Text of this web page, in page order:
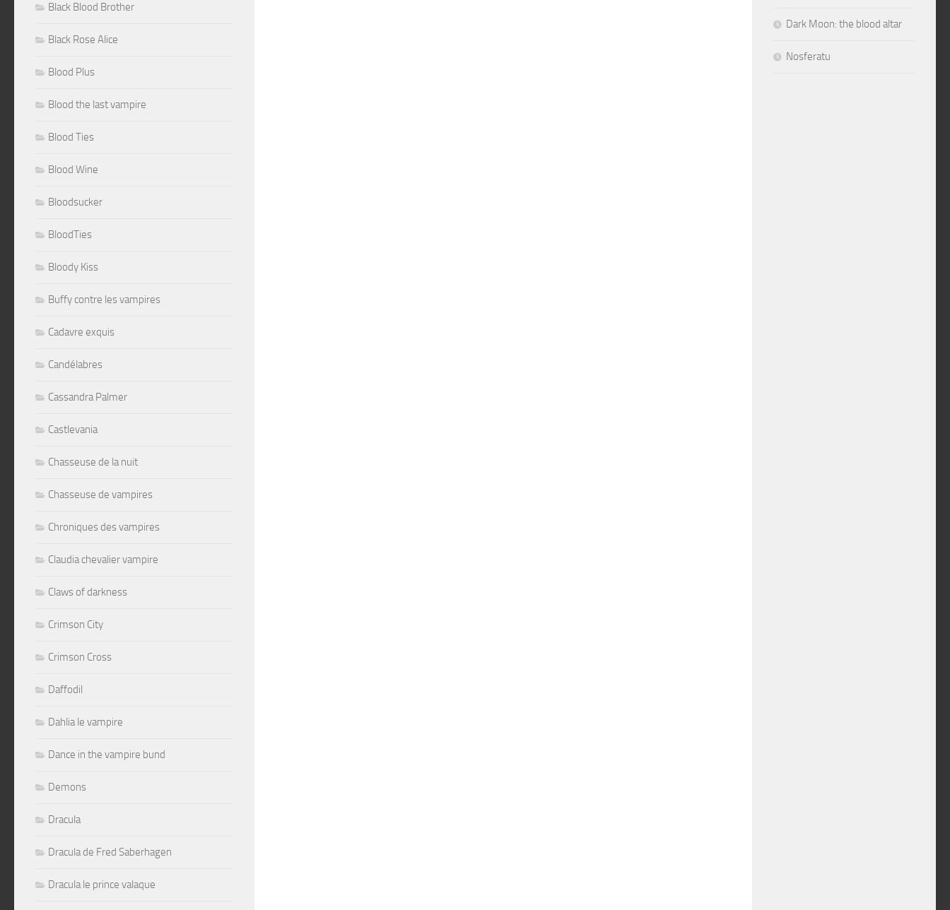
Black Blood Brother
Black Rose Alice
Blood Plus
Blood the last vampire
Blood Ties
Blood Wine
Bloodsucker
BloodTies
Bloody Kiss
Buffy contre les vampires
Cadavre exquis
Candélabres
Cassandra Palmer
Castlevania
Chasseuse de la nuit
Chasseuse de vampires
Chroniques des vampires
Claudia chevalier vampire
Claws of darkness
Crimson City
Crimson Cross
Daffodil
Dahlia le vampire
Dance in the vampire bund
Demons
Dracula
Dracula de Fred Saberhagen
Dracula le prince valaque
Dark Moon: the blood altar
Nosferatu